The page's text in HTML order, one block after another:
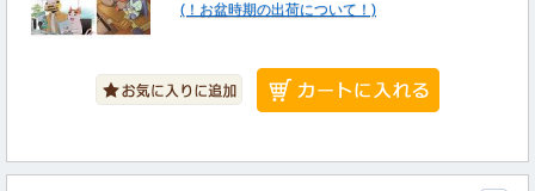
(！お盆時期の出荷について！)